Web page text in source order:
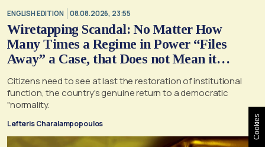
ENGLISH EDITION 08.08.2026, 23:55
Wiretapping Scandal: No Matter How
Many Times a Regime in Power “Files
Away” a Case, that Does not Mean it
Citizens need to see at last the restoration of institutional
function, the country's genuine return to a democratic
"normality.
Lefteris Charalampopoulos Cookies